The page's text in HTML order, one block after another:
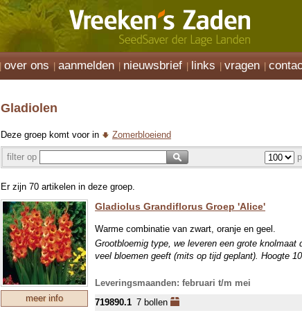
over ons aanmelden nieuwsbrief links vragen
Gladiolen
Deze groep komt voor in Zomerbloeiend
filter op
Er zijn 70 artikelen in deze groep.
meer info
Gladiolus Grandiflorus Groep 'Alice'
Warme combinatie van zwart, oranje en geel.
Grootbloemig type, we leveren een grote
veel bloemen geeft (mits op tijd geplant). Hoogte
Leveringsmaanden: februari t/m mei
719890.1 7 bollen